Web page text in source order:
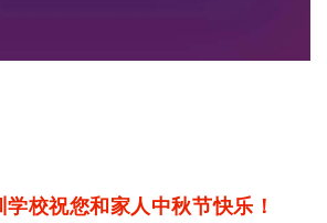
校祝您和家人中秋节快乐！